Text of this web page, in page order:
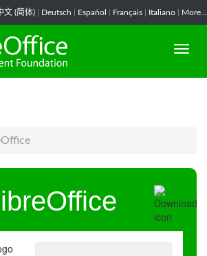
文 (简体) Deutsch Español Français Italiano More...